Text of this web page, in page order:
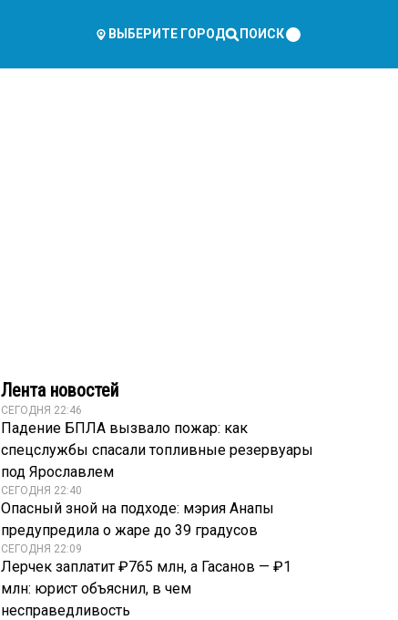
ВЫБЕРИТЕ ГОРОД ПОИСК
Лента новостей
СЕГОДНЯ 22:46
Падение БПЛА вызвало пожар: как
спецслужбы спасали топливные резервуары
под Ярославлем
СЕГОДНЯ 22:40
Опасный зной на подходе: мэрия Анапы
предупредила о жаре до 39 градусов
СЕГОДНЯ 22:09
Лерчек заплатит ₽765 млн, а Гасанов — ₽1
млн: юрист объяснил, в чем
несправедливость